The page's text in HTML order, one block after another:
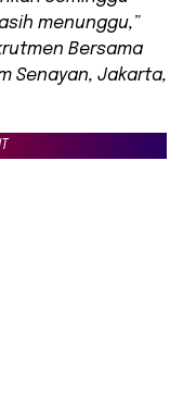
menunggu,”
Bersama
Senayan, Jakarta,